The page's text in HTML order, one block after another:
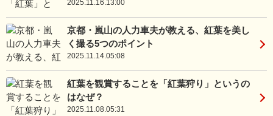
2025.11.16.13:00
京都・嵐山の人力車夫が教える、紅葉を美し
く撮る5つのポイント
2025.11.14.05:08
紅葉を観賞することを「紅葉狩り」というの
はなぜ？
2025.11.08.05:31